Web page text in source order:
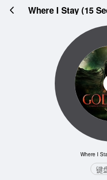
Where I Stay (15
Where I
键